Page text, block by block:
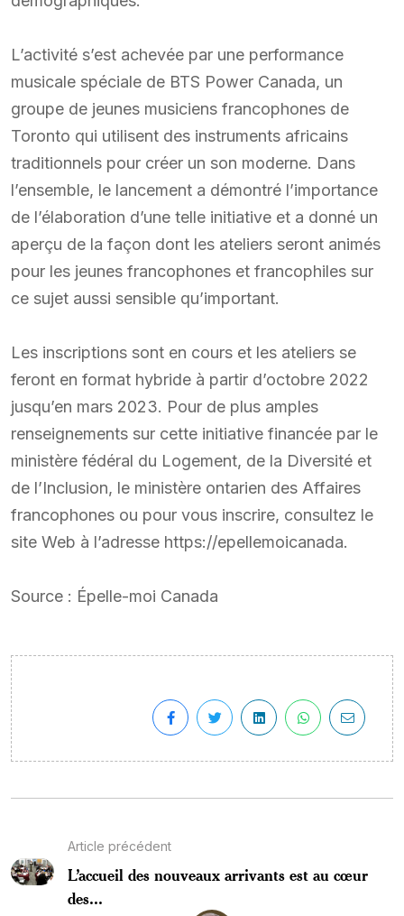
L’activité s’est achevée par une performance
musicale spéciale de BTS Power Canada, un
groupe de jeunes musiciens francophones de
Toronto qui utilisent des instruments africains
traditionnels pour créer un son moderne. Dans
l’ensemble, le lancement a démontré l’importance
de l’élaboration d’une telle initiative et a donné un
aperçu de la façon dont les ateliers seront animés
pour les jeunes francophones et francophiles sur
ce sujet aussi sensible qu’important.
Les inscriptions sont en cours et les ateliers se
feront en format hybride à partir d’octobre 2022
jusqu’en mars 2023. Pour de plus amples
renseignements sur cette initiative financée par le
ministère fédéral du Logement, de la Diversité et
de l’Inclusion, le ministère ontarien des Affaires
francophones ou pour vous inscrire, consultez le
site Web à l’adresse https://epellemoicanada.
Source : Épelle-moi Canada
Article précédent
L’accueil des nouveaux arrivants est au cœur
des...